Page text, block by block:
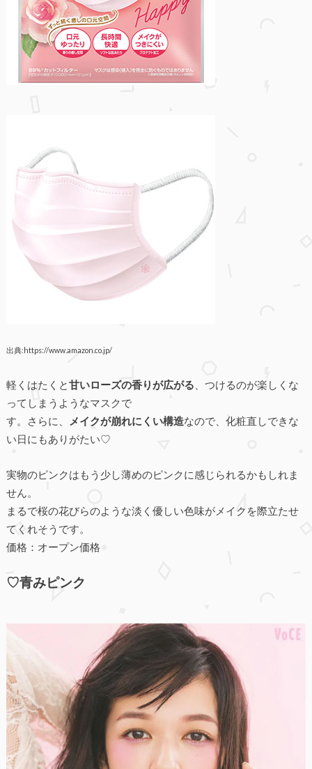
出典:https://www.amazon.co.jp/
軽くはたくと甘いローズの香りが広がる 、つけるのが楽しくな
ってしまうようなマスクで
す。さらに、
メイクが崩れにくい構造なので、化粧直しできな
い日にもありがたい♡
実物のピンクはもう少し薄めのピンクに感じられるかもしれま
せん。
まるで桜の花びらのような淡く優しい色味がメイクを際立たせ
てくれそうです。
価格：オープン価格
♡青みピンク